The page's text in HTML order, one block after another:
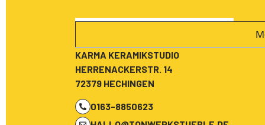
KARMA KERAMIKSTUDIO
HERRENACKERSTR. 14
72379 HECHINGEN
0163-8850623